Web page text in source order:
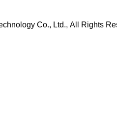
Co., Ltd., All Rights